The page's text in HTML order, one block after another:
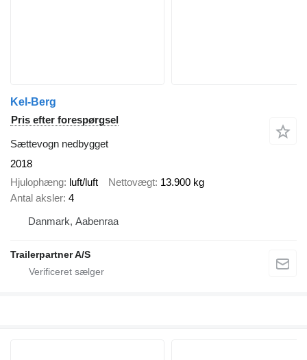
Kel-Berg
Pris efter forespørgsel
Sættevogn nedbygget
2018
Hjulophæng luft/luft Nettovægt 13.900 kg
Antal aksler 4
Danmark, Aabenraa
Trailerpartner A/S